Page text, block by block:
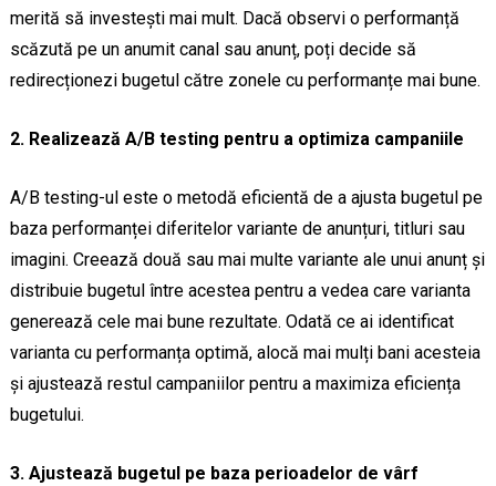
merită să investești mai mult. Dacă observi o performanță
scăzută pe un anumit canal sau anunț, poți decide să
redirecționezi bugetul către zonele cu performanțe mai bune.
2. Realizează A/B testing pentru a optimiza campaniile
A/B testing-ul este o metodă eficientă de a ajusta bugetul pe
baza performanței diferitelor variante de anunțuri, titluri sau
imagini. Creează două sau mai multe variante ale unui anunț și
distribuie bugetul între acestea pentru a vedea care varianta
generează cele mai bune rezultate. Odată ce ai identificat
varianta cu performanța optimă, alocă mai mulți bani acesteia
și ajustează restul campaniilor pentru a maximiza eficiența
bugetului.
3. Ajustează bugetul pe baza perioadelor de vârf